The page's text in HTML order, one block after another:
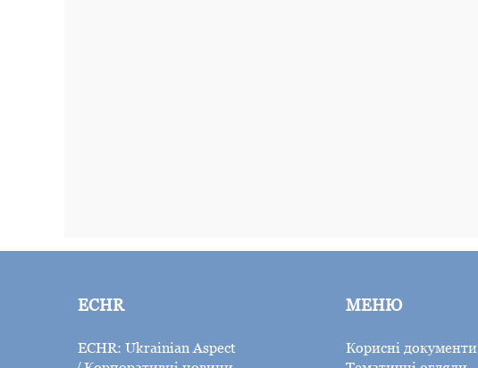
ECHR
ECHR: Ukrainian Aspect
МЕНЮ
Корисні документи